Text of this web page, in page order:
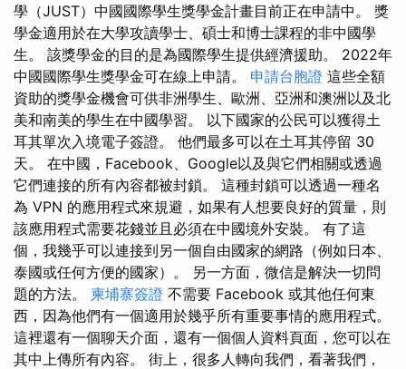
學（JUST）中國國際學生獎學金計畫目前正在申請中。 獎
學金適用於在大學攻讀學士、碩士和博士課程的非中國學
生。 該獎學金的目的是為國際學生提供經濟援助。 2022年
中國國際學生獎學金可在線上申請。 申請台胞證 這些全額
資助的獎學金機會可供非洲學生、歐洲、亞洲和澳洲以及北
美和南美的學生在中國學習。 以下國家的公民可以獲得土
耳其單次入境電子簽證。 他們最多可以在土耳其停留 30
天。 在中國，Facebook、Google以及與它們相關或透過
它們連接的所有內容都被封鎖。 這種封鎖可以透過一種名
為 VPN 的應用程式來規避，如果有人想要良好的質量，則
該應用程式需要花錢並且必須在中國境外安裝。 有了這
個，我幾乎可以連接到另一個自由國家的網路（例如日本、
泰國或任何方便的國家）。 另一方面，微信是解決一切問
題的方法。 柬埔寨簽證 不需要 Facebook 或其他任何東
西，因為他們有一個適用於幾乎所有重要事情的應用程式。
這裡還有一個聊天介面，還有一個個人資料頁面，您可以在
其中上傳所有內容。 街上，很多人轉向我們，看著我們，